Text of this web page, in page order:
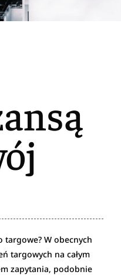
targowe? W obecnych
targowych na całym
zapytania, podobnie